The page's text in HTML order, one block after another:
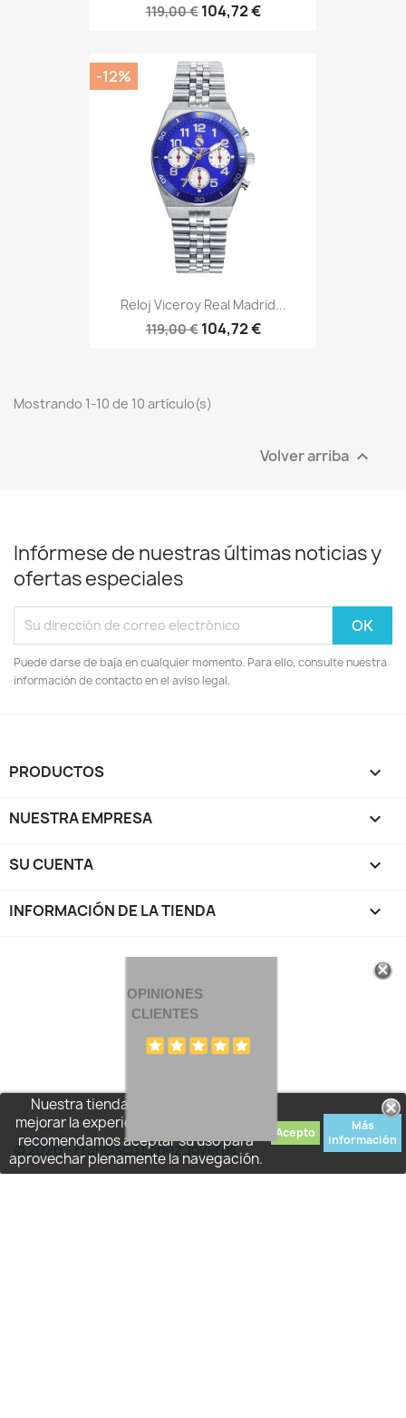
Nuestra tienda usa cookies para
mejorar la experiencia de usuario y le
recomendamos aceptar su uso para
aprovechar plenamente la navegación.
Acepto
Más
información
119,00 € 104,72 €
Reloj Viceroy Real Madrid...
119,00 € 104,72 €
-12%
Mostrando 1-10 de 10 artículo(s)
Volver arriba 
Infórmese de nuestras últimas noticias y
ofertas especiales
Puede darse de baja en cualquier momento. Para ello, consulte nuestra
información de contacto en el aviso legal.
PRODUCTOS 
NUESTRA EMPRESA 
SU CUENTA 
INFORMACIÓN DE LA TIENDA keyboard_arrow_down
OPINIONES
CLIENTES
© 2026 - Francisco López Joyeros